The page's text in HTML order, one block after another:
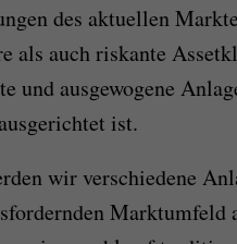
des aktuellen
als auch riskante
und ausgewogene
ist.
wir verschiedene
Marktumfeld